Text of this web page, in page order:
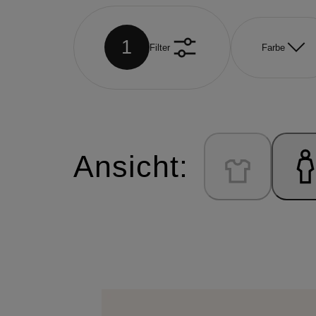
1 Filter Farbe
Ansicht: